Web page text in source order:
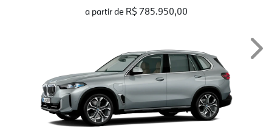
a partir de R$ 785.950,00